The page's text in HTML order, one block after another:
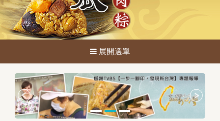
關於傻瓜
最新消息
產品項目